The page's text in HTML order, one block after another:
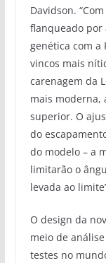
Davidson.
flanqueado por
genética com a
vincos mais
carenagem da
mais moderna,
superior. O
do
do modelo – a
limitarão o
levada ao
O design da
meio de análise
testes no